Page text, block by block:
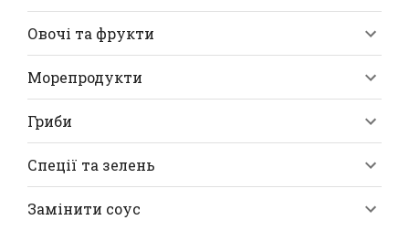
Овочі та фрукти
Морепродукти
Гриби
Спеції та зелень
Замінити соус